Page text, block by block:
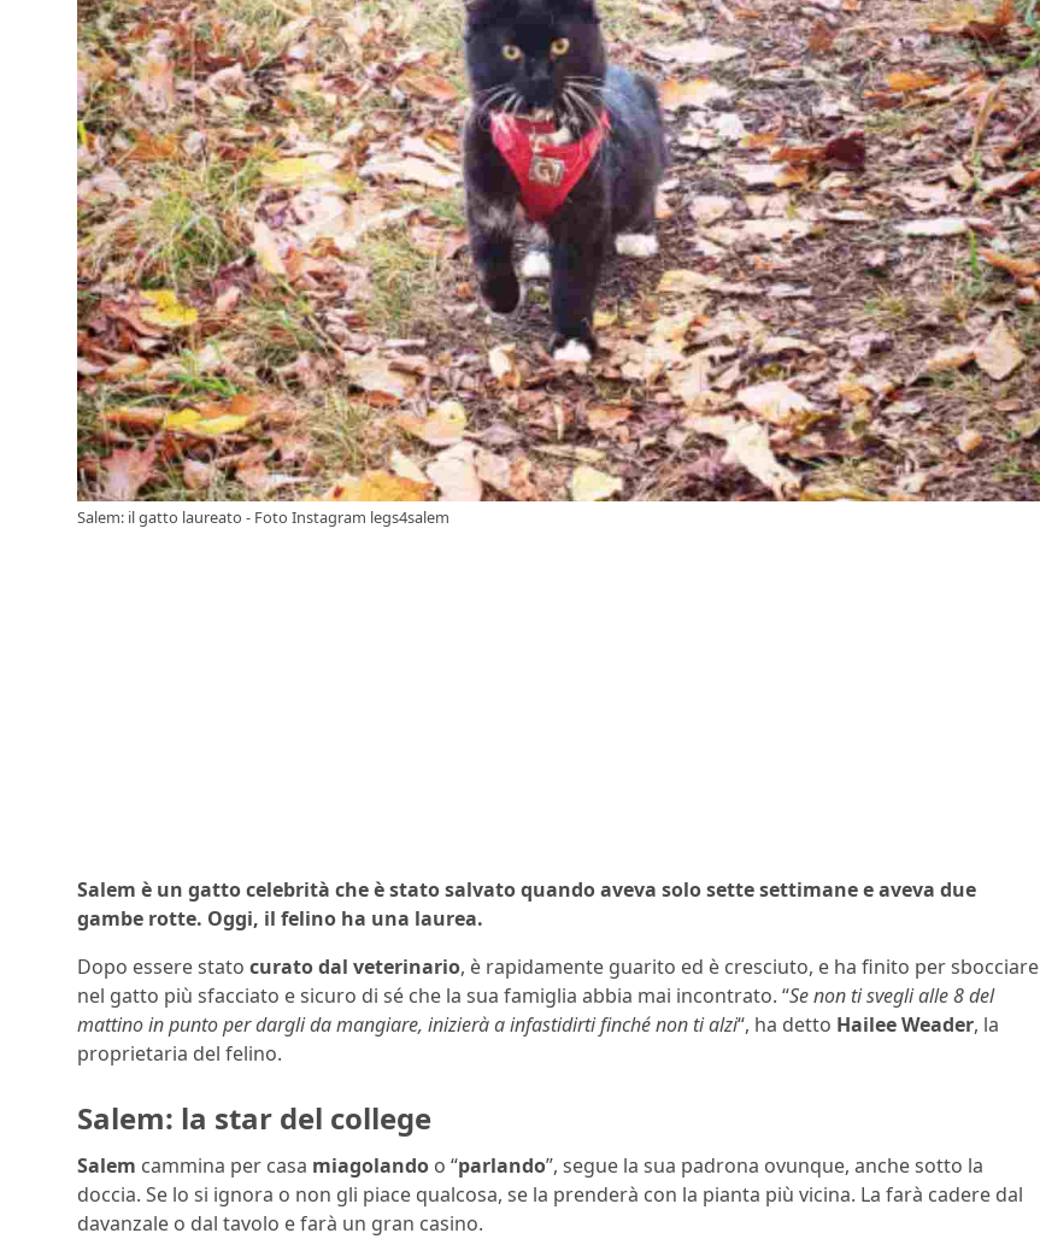
Salem: il gatto laureato - Foto Instagram legs4salem
Salem è un gatto celebrità che è stato salvato quando aveva solo sette settimane e aveva due
gambe rotte. Oggi, il felino ha una laurea.
Dopo essere stato curato dal veterinario, è rapidamente guarito ed è cresciuto, e ha finito per sbocciare
nel gatto più sfacciato e sicuro di sé che la sua famiglia abbia mai incontrato. “Se non ti svegli alle 8 del
mattino in punto per dargli da mangiare, inizierà a infastidirti finché non ti alzi“, ha detto Hailee Weader, la
proprietaria del felino.
Salem: la star del college
Salem cammina per casa miagolando o “parlando”, segue la sua padrona ovunque, anche sotto la
doccia. Se lo si ignora o non gli piace qualcosa, se la prenderà con la pianta più vicina. La farà cadere dal
davanzale o dal tavolo e farà un gran casino.